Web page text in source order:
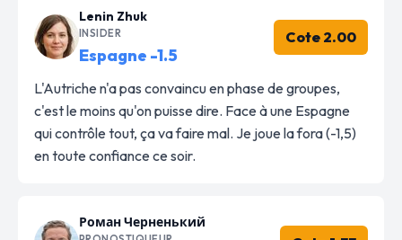
Lenin Zhuk
INSIDER
Espagne -1.5
Cote 2.00
L'Autriche n'a pas convaincu en phase de groupes,
c'est le moins qu'on puisse dire. Face à une Espagne
qui contrôle tout, ça va faire mal. Je joue la fora (-1,5)
en toute confiance ce soir.
Роман Черненький